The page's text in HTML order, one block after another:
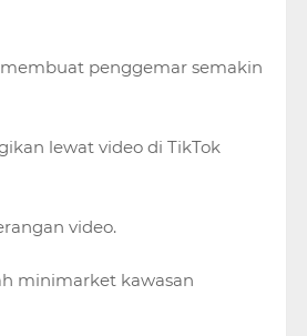
penggemar semakin
lewat video di TikTok
video.
minimarket kawasan